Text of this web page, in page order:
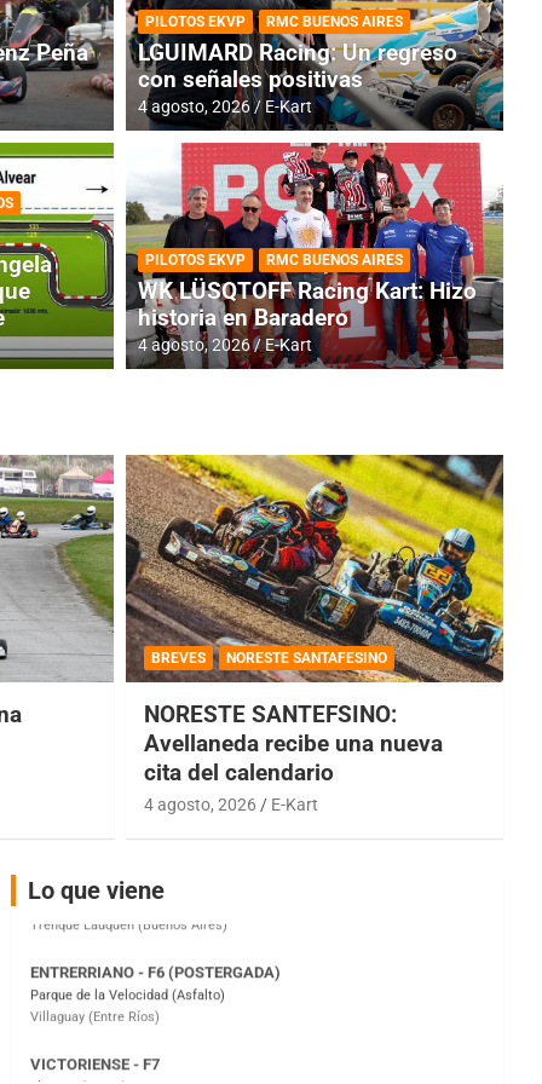
Horarios para la
Peña
PILOTOS EKVP RMC BUENOS AIRES
LGUIMARD Racing: Un regreso
con señales positivas
4 agosto, 2026 E-Kart
PILOTOS EKVP RMC BUENOS AIRES
WK LÜSQTOFF Racing Kart: Hizo
historia en Baradero
4 agosto, 2026 E-Kart
BREVES NORESTE SANTAFESINO
NORESTE SANTEFSINO:
Avellaneda recibe una nueva
cita del calendario
4 agosto, 2026 E-Kart
Lo que viene
COBERTURA ESPECIAL DE E-KART.COM.AR
IAME SERIES ARGENTINA 6
Ramiro Tot (Asfalto)
Baradero (Buenos Aires)
Ciudad de Trenque Lauquen (Asfalto)
Parque de la Velocidad (Asfalto)
VICTORIENSE - F7
El Cerro (Tierra)
Victoria (Entre Ríos)
PATAGONICO - F6
Moto Club Reginense (Tierra)